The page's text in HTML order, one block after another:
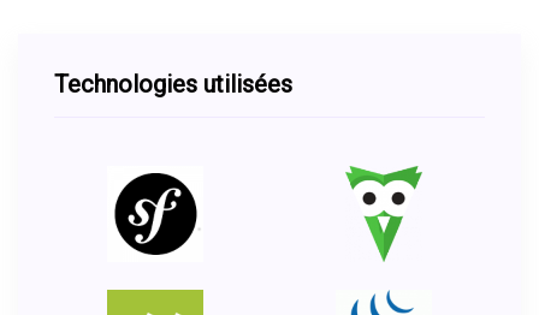
Technologies utilisées